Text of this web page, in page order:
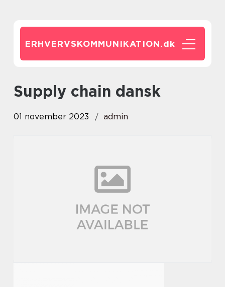
ERHVERVSKOMMUNIKATION.dk
supply chain dansk
01 november 2023 admin